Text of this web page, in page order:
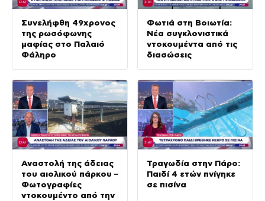
Συνελήφθη 49χρονος
της ρωσόφωνης
μαφίας στο Παλαιό
Φάληρο
Φωτιά στη Βοιωτία:
Νέα συγκλονιστικά
ντοκουμέντα από τις
διασώσεις
Αναστολή της άδειας
του αιολικού πάρκου –
Φωτογραφίες
ντοκουμέντο από την
Τραγωδία στην Πάρο:
Παιδί 4 ετών πνίγηκε
σε πισίνα